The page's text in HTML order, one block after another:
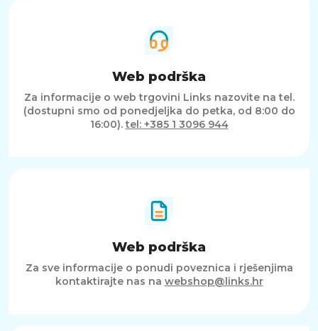
Web podrška
Za informacije o web trgovini Links nazovite na tel.
(dostupni smo od ponedjeljka do petka, od 8:00 do
16:00).tel: +385 1 3096 944
Web podrška
Za sve informacije o ponudi poveznica i rješenjima
kontaktirajte nas na webshop@links.hr